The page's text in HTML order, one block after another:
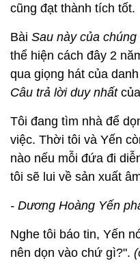
cũng đạt thành tích tốt.
Bài Sau này của chúng
thể hiện cách đây 2
qua giọng hát của
Câu trả lời duy nhất
Tôi đang tìm nhà để
việc. Thời tôi và Yến
nào nếu mỗi đứa đi
tôi sẽ lui về sản xuất
- Dương Hoàng Yến
Nghe tôi báo tin, Yến
nên dọn vào chứ gì?".